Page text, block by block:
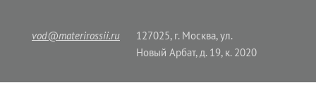
vod@materirossii.ru
127025, г. Москва, ул.
Новый Арбат, д. 19, к. 2020